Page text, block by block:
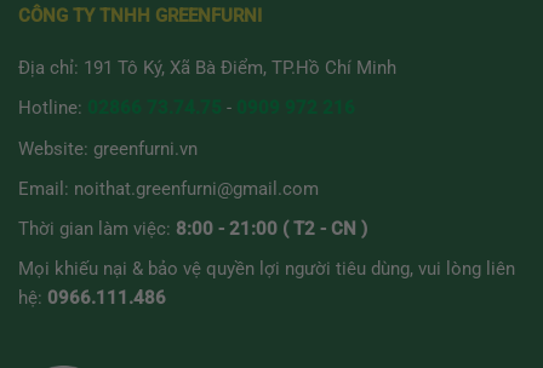
CÔNG TY TNHH GREENFURNI
Địa chỉ: 191 Tô Ký, Xã Bà Điểm, TP.Hồ Chí Minh
Hotline:
-
Website: greenfurni.vn
Email: noithat.greenfurni@gmail.com
Thời gian làm việc: 8:00 - 21:00 ( T2 - CN )
Mọi khiếu nại & bảo vệ quyền lợi người tiêu dùng, vui lòng liên
hệ: 0966.111.486